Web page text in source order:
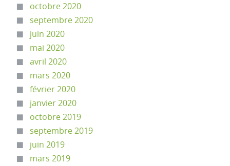
octobre 2020
septembre 2020
juin 2020
mai 2020
avril 2020
mars 2020
février 2020
janvier 2020
octobre 2019
septembre 2019
juin 2019
mars 2019